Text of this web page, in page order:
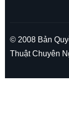
© 2008 Bản
Thuật Chuyên